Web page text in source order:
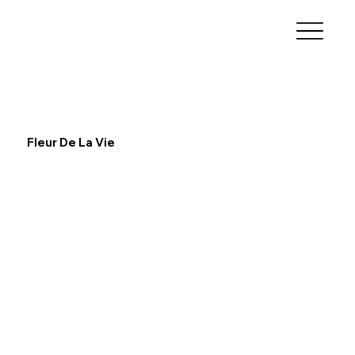
Fleur De La Vie